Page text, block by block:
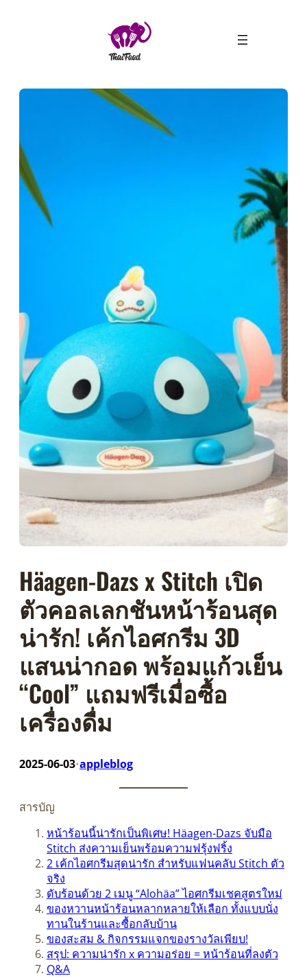
Häagen-Dazs x Stitch เปิด
ตัวคอลเลกชันหน้าร้อนสุด
น่ารัก! เค้กไอศกรีม 3D
แสนน่ากอด พร้อมแก้วเย็น
“Cool” แถมฟรีเมื่อซื้อ
เครื่องดื่ม
2025-06-03•appleblog
สารบัญ
หน้าร้อนนี้น่ารักเป็นพิเศษ! Häagen-Dazs จับมือ
Stitch ส่งความเย็นพร้อมความฟรุ้งฟริ้ง
2 เค้กไอศกรีมสุดน่ารัก สำหรับแฟนคลับ Stitch ตัว
จริง
ดับร้อนด้วย 2 เมนู “Alohäa” ไอศกรีมเชคสูตรใหม่
ของหวานหน้าร้อนหลากหลายให้เลือก ทั้งแบบนั่ง
ทานในร้านและซื้อกลับบ้าน
ของสะสม & กิจกรรมแจกของรางวัลเพียบ!
สรุป: ความน่ารัก x ความอร่อย = หน้าร้อนที่ลงตัว
Q&A